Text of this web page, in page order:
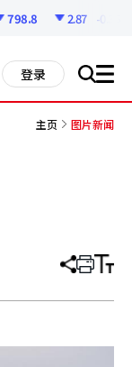
798.8 2.87 -0.36%
登录 搜 all
主页 图片新闻
分
章
打 调
小